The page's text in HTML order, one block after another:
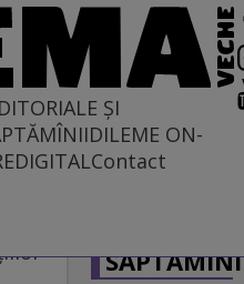
ȘI
DILEME ON-
DIGITALContact